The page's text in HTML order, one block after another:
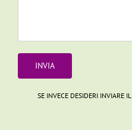
SE INVECE DESIDERI INVIARE